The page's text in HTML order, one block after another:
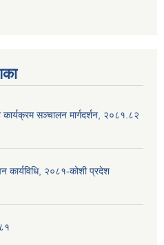
सञ्चालन मार्गदर्शन, २०८१.८२
कार्यविधि, २०८१-कोशी प्रदेश